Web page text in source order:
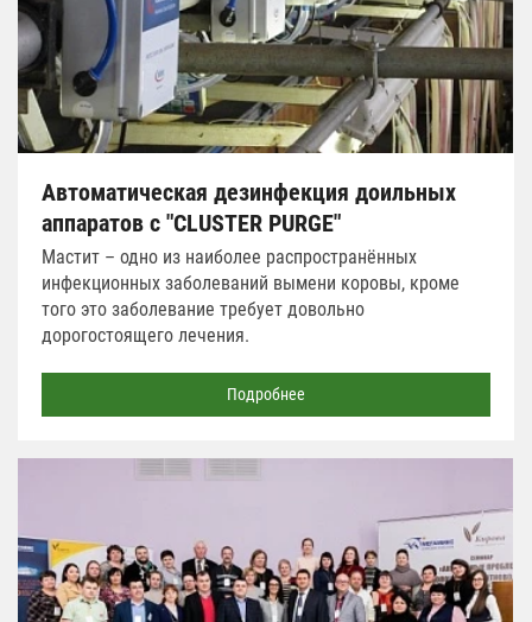
Автоматическая дезинфекция доильных
аппаратов с "CLUSTER PURGE"
Мастит – одно из наиболее распространённых
инфекционных заболеваний вымени коровы, кроме
того это заболевание требует довольно
дорогостоящего лечения.
Подробнее